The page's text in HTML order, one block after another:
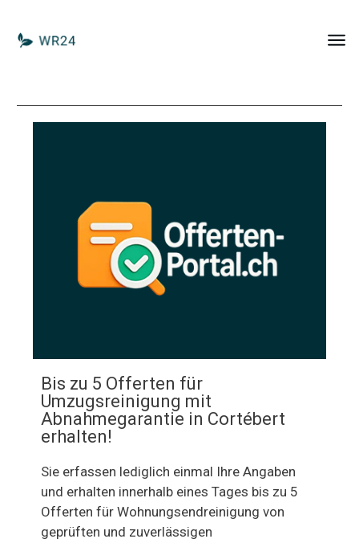
Bis zu 5 Offerten für
Umzugsreinigung mit
Abnahmegarantie in Cortébert
erhalten!
Sie erfassen lediglich einmal Ihre Angaben
und erhalten innerhalb eines Tages bis zu 5
Offerten für Wohnungsendreinigung von
geprüften und zuverlässigen